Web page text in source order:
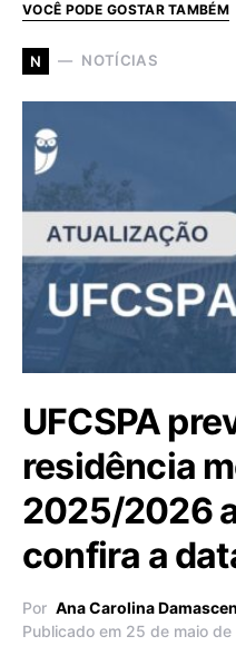
VOCÊ PODE GOSTAR TAMBÉM
N NOTÍCIAS
UFCSPA
residência
2025/2026
confira a
Por Ana Carolina
Publicado em 25 de maio